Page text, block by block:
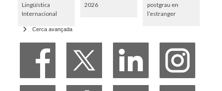
Lingüística
Internacional
2026
postgrau en
l’estranger
Cerca avançada